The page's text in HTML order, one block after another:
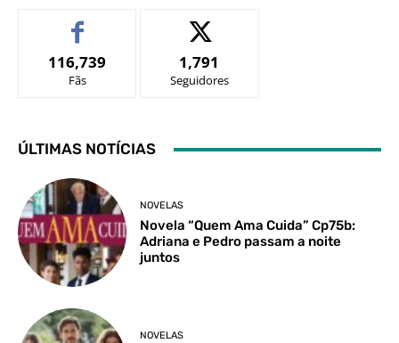
116,739
Fãs
1,791
Seguidores
ÚLTIMAS NOTÍCIAS
NOVELAS
Novela “Quem Ama Cuida” Cp75b:
Adriana e Pedro passam a noite
juntos
NOVELAS